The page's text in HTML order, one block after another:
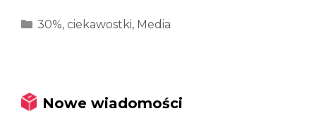
Kategorie
30%, ciekawostki, Media
Nowe wiadomości